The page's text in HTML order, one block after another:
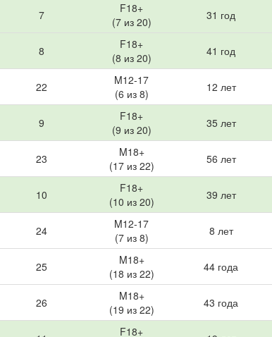
7
F18+
(7 из 20)
31 год
8
F18+
(8 из 20)
41 год
22
M12-17
(6 из 8)
12 лет
9
F18+
(9 из 20)
35 лет
23
M18+
(17 из 22)
56 лет
10
F18+
(10 из 20)
39 лет
24
M12-17
(7 из 8)
8 лет
25
M18+
(18 из 22)
44 года
26
M18+
(19 из 22)
43 года
F18+